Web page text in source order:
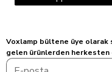
Voxlamp bültene üye olarak
gelen ürünlerden herkesten